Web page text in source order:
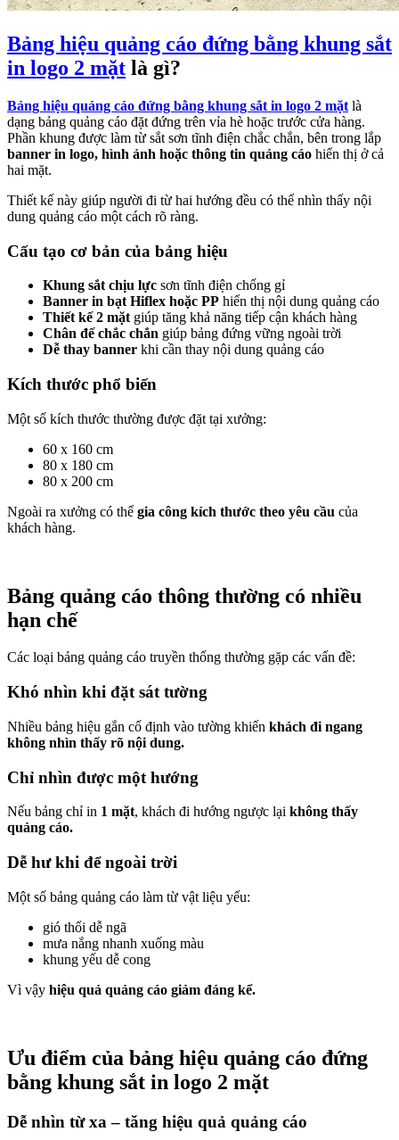
Bảng hiệu quảng cáo đứng bằng khung sắt
in logo 2 mặt là gì?
Bảng hiệu quảng cáo đứng bằng khung sắt in logo 2 mặt là
dạng bảng quảng cáo đặt đứng trên vỉa hè hoặc trước cửa hàng.
Phần khung được làm từ sắt sơn tĩnh điện chắc chắn, bên trong lắp
banner in logo, hình ảnh hoặc thông tin quảng cáo hiển thị ở cả
hai mặt.
Thiết kế này giúp người đi từ hai hướng đều có thể nhìn thấy nội
dung quảng cáo một cách rõ ràng.
Cấu tạo cơ bản của bảng hiệu
Khung sắt chịu lực sơn tĩnh điện chống gỉ
Banner in bạt Hiflex hoặc PP hiển thị nội dung quảng cáo
Thiết kế 2 mặt giúp tăng khả năng tiếp cận khách hàng
Chân đế chắc chắn giúp bảng đứng vững ngoài trời
Dễ thay banner khi cần thay nội dung quảng cáo
Kích thước phổ biến
Một số kích thước thường được đặt tại xưởng:
60 x 160 cm
80 x 180 cm
80 x 200 cm
Ngoài ra xưởng có thể gia công kích thước theo yêu cầu của
khách hàng.
Bảng quảng cáo thông thường có nhiều
hạn chế
Các loại bảng quảng cáo truyền thống thường gặp các vấn đề:
Khó nhìn khi đặt sát tường
Nhiều bảng hiệu gắn cố định vào tường khiến khách đi ngang
không nhìn thấy rõ nội dung.
Chỉ nhìn được một hướng
Nếu bảng chỉ in 1 mặt, khách đi hướng ngược lại không thấy
quảng cáo.
Dễ hư khi để ngoài trời
Một số bảng quảng cáo làm từ vật liệu yếu:
gió thổi dễ ngã
mưa nắng nhanh xuống màu
khung yếu dễ cong
Vì vậy hiệu quả quảng cáo giảm đáng kể.
Ưu điểm của bảng hiệu quảng cáo đứng
bằng khung sắt in logo 2 mặt
Dễ nhìn từ xa – tăng hiệu quả quảng cáo